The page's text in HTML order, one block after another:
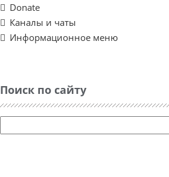
Donate
Каналы и чаты
Информационное меню
Поиск по сайту